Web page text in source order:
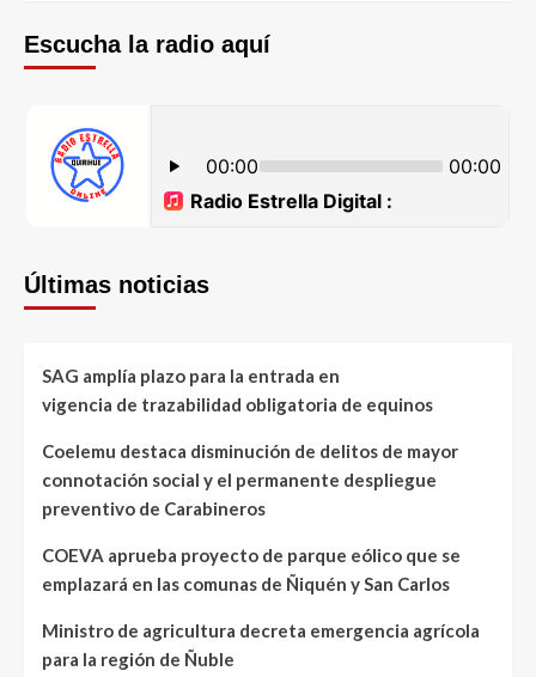
Escucha la radio aquí
Últimas noticias
SAG amplía plazo para la entrada en
vigencia de trazabilidad obligatoria de equinos
Coelemu destaca disminución de delitos de mayor
connotación social y el permanente despliegue
preventivo de Carabineros
COEVA aprueba proyecto de parque eólico que se
emplazará en las comunas de Ñiquén y San Carlos
Ministro de agricultura decreta emergencia agrícola
para la región de Ñuble